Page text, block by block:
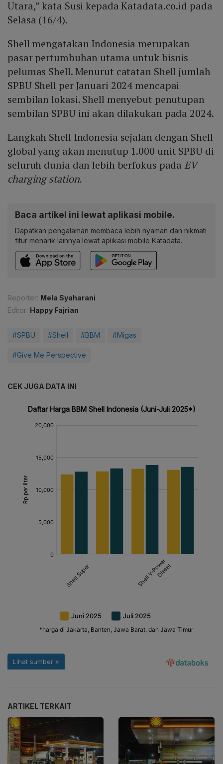
Utara,” kata Susi kepada Katadata.co.id pada
Selasa (16/4).
Shell mengatakan Indonesia merupakan
pasar pertumbuhan utama untuk bisnis
pelumas Shell. Menurut catatan Shell jumlah
SPBU Shell per Januari 2024 mencapai
sembilan lokasi. Shell menyebut penutupan
sembilan SPBU ini akan dilakukan pada 2024.
Langkah Shell Indonesia sejalan dengan Shell
global yang akan menutup 1.000 unit SPBU di
seluruh dunia dan lebih berfokus pada EV
charging station.
Baca artikel ini lewat aplikasi mobile.
Dapatkan pengalaman membaca lebih nyaman dan nikmati
fitur menarik lainnya lewat aplikasi mobile Katadata.
Reporter: Mela Syaharani
Editor: Happy Fajrian
#SPBU #Shell #BBM #Migas
#Give Me Perspective
CEK JUGA DATA INI
ARTIKEL TERKAIT